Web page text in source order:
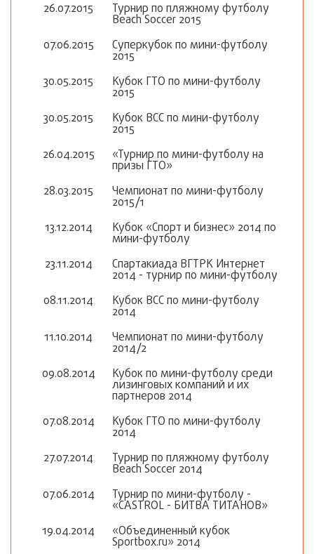
26.07.2015
Турнир по пляжному футболу
Beach Soccer 2015
07.06.2015
Суперкубок по мини-футболу
2015
30.05.2015
Кубок ГТО по мини-футболу
2015
30.05.2015
Кубок ВСС по мини-футболу
2015
26.04.2015
«Турнир по мини-футболу на
призы ГТО»
28.03.2015
Чемпионат по мини-футболу
2015/1
13.12.2014
Кубок «Спорт и бизнес» 2014 по
мини-футболу
23.11.2014
Спартакиада ВГТРК Интернет
2014 - турнир по мини-футболу
08.11.2014
Кубок ВСС по мини-футболу
2014
11.10.2014
Чемпионат по мини-футболу
2014/2
09.08.2014
Кубок по мини-футболу среди
лизинговых компаний и их
партнеров 2014
07.08.2014
Кубок ГТО по мини-футболу
2014
27.07.2014
Турнир по пляжному футболу
Beach Soccer 2014
07.06.2014
Турнир по мини-футболу -
«CASTROL - БИТВА ТИТАНОВ»
19.04.2014
«Объединенный кубок
Sportbox.ru» 2014